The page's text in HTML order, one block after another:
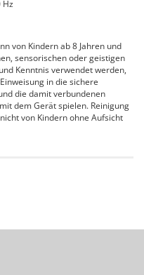
Hz
von Kindern ab 8 Jahren und
sensorischen oder geistigen
Kenntnis verwendet werden,
in die sichere
die damit verbundenen
dem Gerät spielen. Reinigung
von Kindern ohne Aufsicht